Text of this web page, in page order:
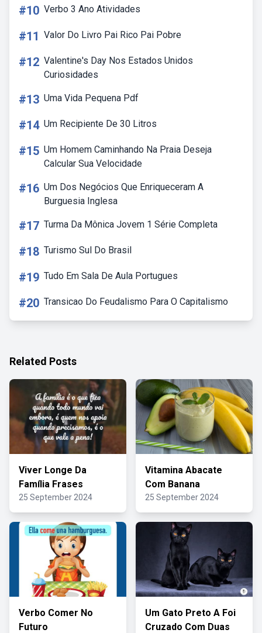
#10 Verbo 3 Ano Atividades
#11 Valor Do Livro Pai Rico Pai Pobre
#12 Valentine's Day Nos Estados Unidos
Curiosidades
#13 Uma Vida Pequena Pdf
#14 Um Recipiente De 30 Litros
#15 Um Homem Caminhando Na Praia Deseja
Calcular Sua Velocidade
#16 Um Dos Negócios Que Enriqueceram A
Burguesia Inglesa
#17 Turma Da Mônica Jovem 1 Série Completa
#18 Turismo Sul Do Brasil
#19 Tudo Em Sala De Aula Portugues
#20 Transicao Do Feudalismo Para O Capitalismo
Related Posts
Viver Longe Da
Família Frases
25 September 2024
Vitamina Abacate
Com Banana
25 September 2024
Verbo Comer No
Futuro
Um Gato Preto A Foi
Cruzado Com Duas